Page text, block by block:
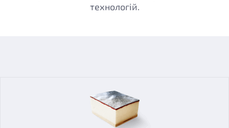
технологій.